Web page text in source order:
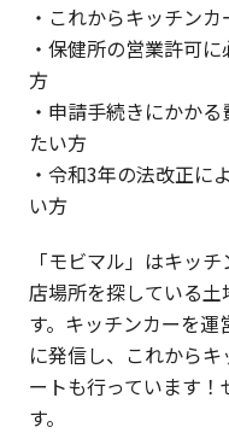
・これからキッチン
・保健所の営業許可
方
・申請手続きにかか
たい方
・令和3年の法改正に
い方
「モビマル」はキッ
店場所を探している
す。キッチンカーを
に発信し、これから
ートも行っています
す。